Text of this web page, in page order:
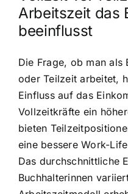
Arbeitszeit das
beeinflusst
Die Frage, ob man als
oder Teilzeit arbeitet,
Einfluss auf das
Vollzeitkräfte ein
bieten
eine bessere Work-
Das durchschnittliche
Buchhalterinnen